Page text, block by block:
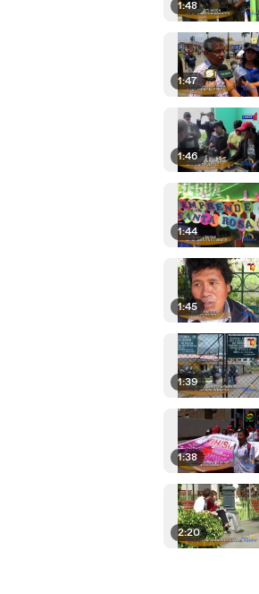
1:48
1:47
1:46
1:44
1:45
1:39
1:38
2:20